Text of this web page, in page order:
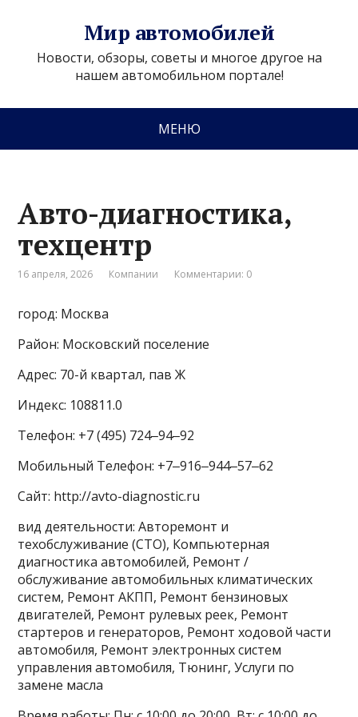
Мир автомобилей
Новости, обзоры, советы и многое другое на
нашем автомобильном портале!
МЕНЮ
Авто-диагностика,
техцентр
16 апреля, 2026 Компании Комментарии: 0
город: Москва
Район: Московский поселение
Адрес: 70-й квартал, пав Ж
Индекс: 108811.0
Телефон: +7 (495) 724‒94‒92
Мобильный Телефон: +7‒916‒944‒57‒62
Сайт: http://avto-diagnostic.ru
вид деятельности: Авторемонт и
техобслуживание (СТО), Компьютерная
диагностика автомобилей, Ремонт /
обслуживание автомобильных климатических
систем, Ремонт АКПП, Ремонт бензиновых
двигателей, Ремонт рулевых реек, Ремонт
стартеров и генераторов, Ремонт ходовой части
автомобиля, Ремонт электронных систем
управления автомобиля, Тюнинг, Услуги по
замене масла